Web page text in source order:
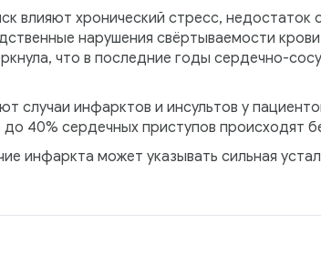
влияют хронический стресс,
нарушения свёртываемости
что в последние годы сердечно-
случаи инфарктов и инсультов у
40% сердечных приступов происходят
инфаркта может указывать сильная